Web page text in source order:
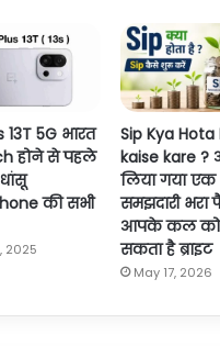
13T 5G भारत
होने से पहले
की सभी
2025
Sip Kya Hota
kaise kare
लिया गया एक
समझदारी
आपके कल को
सकता है ब्राइट
May 17, 2026